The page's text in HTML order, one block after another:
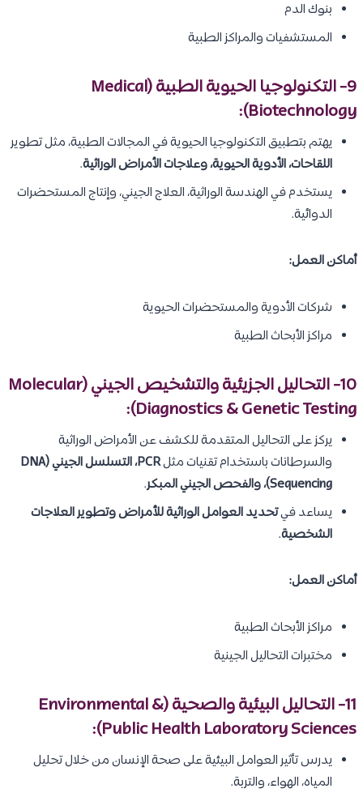
بنوك الدم
المستشفيات والمراكز الطبية
9- التكنولوجيا الحيوية الطبية (Medical
Biotechnology):
يهتم بتطبيق التكنولوجيا الحيوية في المجالات الطبية، مثل تطوير
اللقاحات، الأدوية الحيوية، وعلاجات الأمراض الوراثية.
يستخدم في الهندسة الوراثية، العلاج الجيني، وإنتاج المستحضرات
الدوائية.
أماكن العمل:
شركات الأدوية والمستحضرات الحيوية
مراكز الأبحاث الطبية
10- التحاليل الجزيئية والتشخيص الجيني (Molecular
Diagnostics & Genetic Testing):
يركز على التحاليل المتقدمة للكشف عن الأمراض الوراثية
والسرطانات باستخدام تقنيات مثل
PCR، التسلسل الجيني (DNA
Sequencing)، والفحص الجيني المبكر
.
يساعد فيتحديد العوامل الوراثية للأمراض وتطوير العلاجات
الشخصية.
أماكن العمل:
مراكز الأبحاث الطبية
مختبرات التحاليل الجينية
11- التحاليل البيئية والصحية (Environmental &
Public Health Laboratory Sciences):
يدرس تأثير العوامل البيئية على صحة الإنسان من خلال تحليل
المياه، الهواء، والتربة.